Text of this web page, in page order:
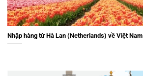
Nhập hàng từ Hà Lan (Netherlands) về Việt Nam